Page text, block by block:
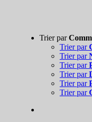
Trier par
Trier par
Trier par
Trier par
Trier par
Trier par
Trier par